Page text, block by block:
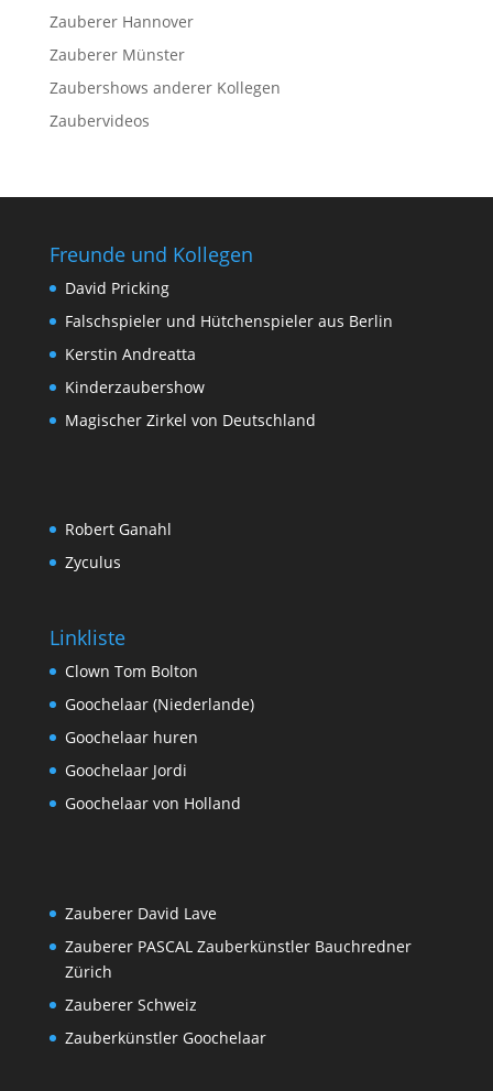
Zauberer Hannover
Zauberer Münster
Zaubershows anderer Kollegen
Zaubervideos
Freunde und Kollegen
David Pricking
Falschspieler und Hütchenspieler aus Berlin
Kerstin Andreatta
Kinderzaubershow
Magischer Zirkel von Deutschland
Robert Ganahl
Zyculus
Linkliste
Clown Tom Bolton
Goochelaar (Niederlande)
Goochelaar huren
Goochelaar Jordi
Goochelaar von Holland
Zauberer David Lave
Zauberer PASCAL Zauberkünstler Bauchredner
Zürich
Zauberer Schweiz
Zauberkünstler Goochelaar